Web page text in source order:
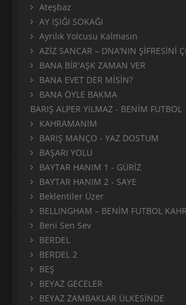
Ateşbaz
AY IŞIĞI SOKAĞI
Ayrılık Yolcusu Kalmasın
AZİZ SANCAR – DNA’NIN ŞİFRESİNİ
BANA BİR'AŞK ZAMAN VER
BANA EVET DER MİSİN?
BANA ÖYLE BAKMA
BARIŞ ALPER YILMAZ - BENİM FUTBOL
KAHRAMANIM
BARIŞ MANÇO - YAZ DOSTUM
BAŞARI YOLU
BAYTAR HANIM 1 - GÜRİZ
BAYTAR HANIM 2 - SAYE
Beklentiler Üzer
BELLINGHAM – BENİM FUTBOL
Beni Sen Sev
BERDEL
BERDEL 2
BEŞ
BEYAZ GECELER
BEYAZ ZAMBAKLAR ÜLKESİNDE